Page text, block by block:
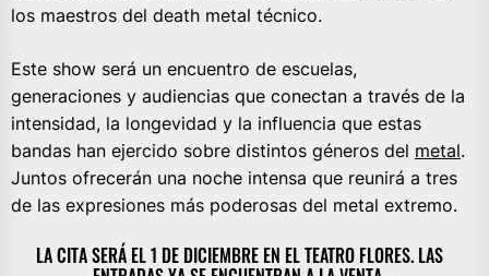
los maestros del death metal técnico.
Este show será un encuentro de escuelas,
generaciones y audiencias que conectan a través de la
intensidad, la longevidad y la influencia que estas
bandas han ejercido sobre distintos géneros del metal.
Juntos ofrecerán una noche intensa que reunirá a tres
de las expresiones más poderosas del metal extremo.
LA CITA SERÁ EL 1 DE DICIEMBRE EN EL TEATRO FLORES. LAS